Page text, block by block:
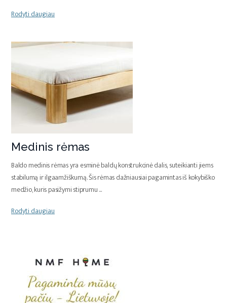
Rodyti daugiau
Medinis rėmas
Baldo medinis rėmas yra esminė baldų konstrukcinė dalis, suteikianti jiems
stabilumą ir ilgaamžiškumą. Šis rėmas dažniausiai pagamintas iš kokybiško
medžio, kuris pasižymi stiprumu...
Rodyti daugiau